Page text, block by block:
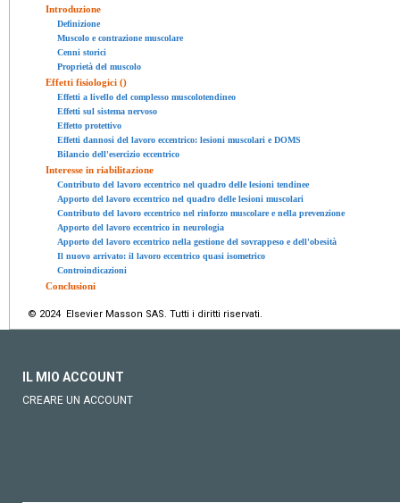
Introduzione
Definizione
Muscolo e contrazione muscolare
Cenni storici
Proprietà del muscolo
Effetti fisiologici ()
Effetti a livello del complesso muscolotendineo
Effetti sul sistema nervoso
Effetto protettivo
Effetti dannosi del lavoro eccentrico: lesioni muscolari e DOMS
Bilancio dell'esercizio eccentrico
Interesse in riabilitazione
Contributo del lavoro eccentrico nel quadro delle lesioni tendinee
Apporto del lavoro eccentrico nel quadro delle lesioni muscolari
Contributo del lavoro eccentrico nel rinforzo muscolare e nella prevenzione
Apporto del lavoro eccentrico in neurologia
Apporto del lavoro eccentrico nella gestione del sovrappeso e dell'obesità
Il nuovo arrivato: il lavoro eccentrico quasi isometrico
Controindicazioni
Conclusioni
© 2024 Elsevier Masson SAS. Tutti i diritti riservati.
IL MIO ACCOUNT
CREARE UN ACCOUNT